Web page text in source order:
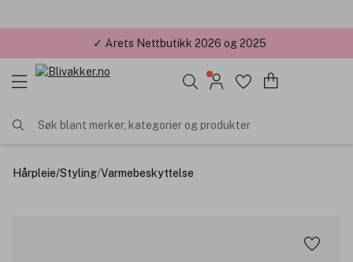
✓ Årets Nettbutikk 2026 og 2025
Søk blant merker, kategorier og produkter
Hårpleie/Styling/Varmebeskyttelse